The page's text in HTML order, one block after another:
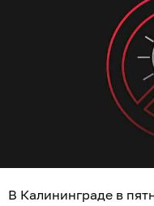
В Калининграде в